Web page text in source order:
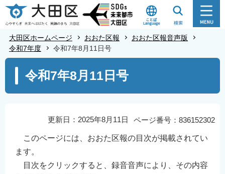
こ
の
ジ
大田区ホームページ おおた区報
おおた区報音声版
令和7年度
令和7年8月11日号
こ
令和7年8月11日号
ページ番号：836152302
更新日：2025年8月11日
このページには、おおた区報の目次が掲載されてい
ます。
目次をクリックすると、録音音声により、その内容